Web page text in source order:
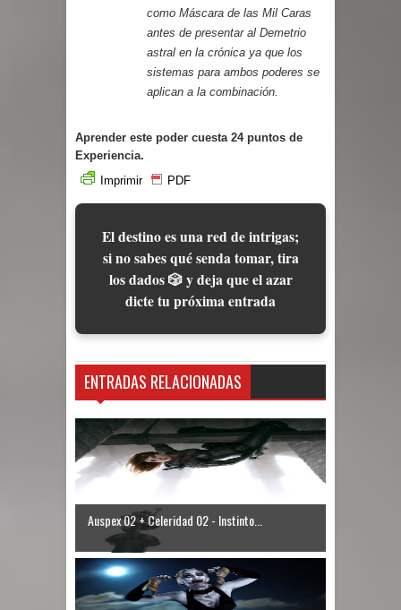
como Máscara de las Mil Caras
antes de presentar al Demetrio
astral en la crónica ya que los
sistemas para ambos poderes se
aplican a la combinación.
Aprender este poder cuesta 24 puntos de
Experiencia.
Imprimir
PDF
El destino es una red de intrigas;
si no sabes qué senda tomar, tira
los dados 🎲 y deja que el azar
dicte tu próxima entrada
ENTRADAS RELACIONADAS
Auspex 02 + Celeridad 02 - Instinto...